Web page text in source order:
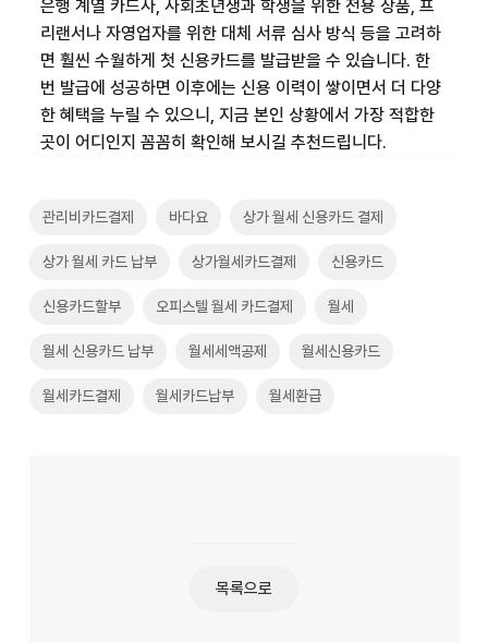
은행 계열 카드사, 사회초년생과 학생을 위한 전용 상품, 프
리랜서나 자영업자를 위한 대체 서류 심사 방식 등을 고려하
면 훨씬 수월하게 첫 신용카드를 발급받을 수 있습니다. 한
번 발급에 성공하면 이후에는 신용 이력이 쌓이면서 더 다양
한 혜택을 누릴 수 있으니, 지금 본인 상황에서 가장 적합한
곳이 어디인지 꼼꼼히 확인해 보시길 추천드립니다.
관리비카드결제 바다요 상가 월세 신용카드 결제
상가 월세 카드 납부 상가월세카드결제 신용카드
신용카드할부 오피스텔 월세 카드결제 월세
월세 신용카드 납부 월세세액공제 월세신용카드
월세카드결제 월세카드납부 월세환급
목록으로